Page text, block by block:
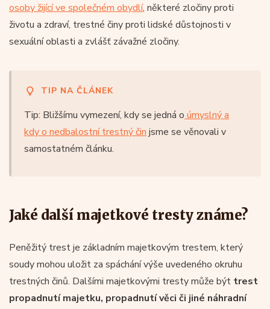
osoby žijící ve společném obydlí, některé zločiny proti
životu a zdraví, trestné činy proti lidské důstojnosti v
sexuální oblasti a zvlášť závažné zločiny.
TIP NA ČLÁNEK
Tip: Bližšímu vymezení, kdy se jedná o úmyslný a
kdy o nedbalostní trestný čin jsme se věnovali v
samostatném článku.
Jaké další majetkové tresty známe?
Peněžitý trest je základním majetkovým trestem, který
soudy mohou uložit za spáchání výše uvedeného okruhu
trestných činů. Dalšími majetkovými tresty může být trest
propadnutí majetku, propadnutí věci či jiné náhradní